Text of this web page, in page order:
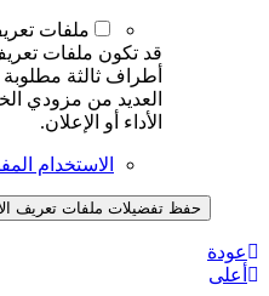
ملفات
قد تكون ملفات
أطراف ثالثة
العديد من مزودي
الأداء أو الإعلان.
الاستخدام
حفظ تفضيلات ملفات تعريف
عودة
أعلى